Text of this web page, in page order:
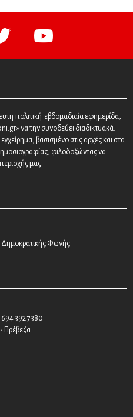
twitter
πολιτική εβδομαδιαία εφημερίδα,
να την συνοδεύει διαδικτυακά.
βασισμένο στις αρχές και στα
φιλοδοξώντας να
μας.
Δημοκρατικής Φωνής
694 392 7380
Πρέβεζα